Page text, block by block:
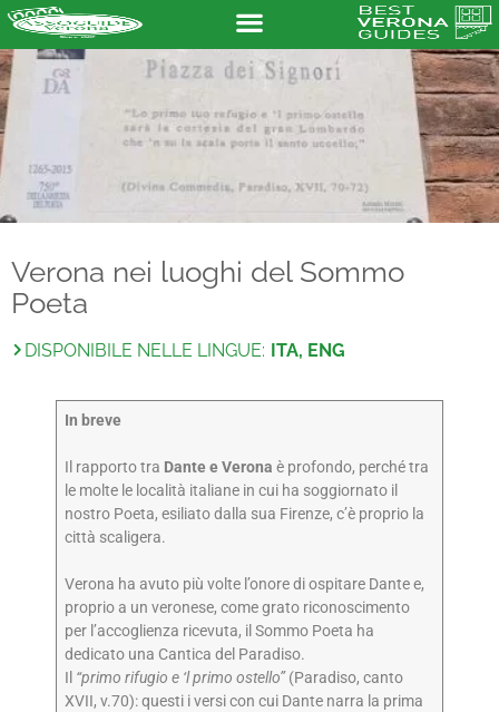
Verona nei luoghi del Sommo
Poeta
DISPONIBILE NELLE LINGUE: ITA, ENG
In breve
Il rapporto tra Dante e Verona è profondo, perché tra
le molte le località italiane in cui ha soggiornato il
nostro Poeta, esiliato dalla sua Firenze, c’è proprio la
città scaligera.
Verona ha avuto più volte l’onore di ospitare Dante e,
proprio a un veronese, come grato riconoscimento
per l’accoglienza ricevuta, il Sommo Poeta ha
dedicato una Cantica del Paradiso.
Il “primo rifugio e ‘l primo ostello”(Paradiso, canto
XVII, v.70): questi i versi con cui Dante narra la prima